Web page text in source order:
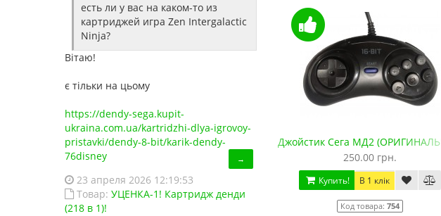
есть ли у вас на каком-то из
картриджей игра Zen Intergalactic
Ninja?
Вітаю!
є тільки на цьому
https://dendy-sega.kupit-
ukraina.com.ua/kartridzhi-dlya-igrovoy-
pristavki/dendy-8-bit/karik-dendy-
76disney
→
23 апреля 2026 12:19:53
Товар: УЦЕНКА-1! Картридж денди
(218 в 1)!
Джойстик Sega USB (для эмулятора ПК, Data Frog)
Купить! В 1 клік
Джойстик Сега МД2
250.00 грн.
Купить! В 1 клік
Код товара: 754